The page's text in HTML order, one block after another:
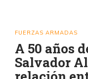
FUERZAS ARMADAS
A 50 años
Salvador